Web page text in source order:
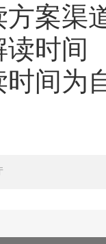
案渠
读时间
间为